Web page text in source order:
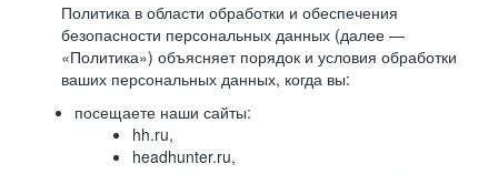
Политика в области обработки и обеспечения
безопасности персональных данных (далее —
«Политика») объясняет порядок и условия обработки
ваших персональных данных, когда вы:
посещаете наши сайты:
hh.ru,
headhunter.ru,